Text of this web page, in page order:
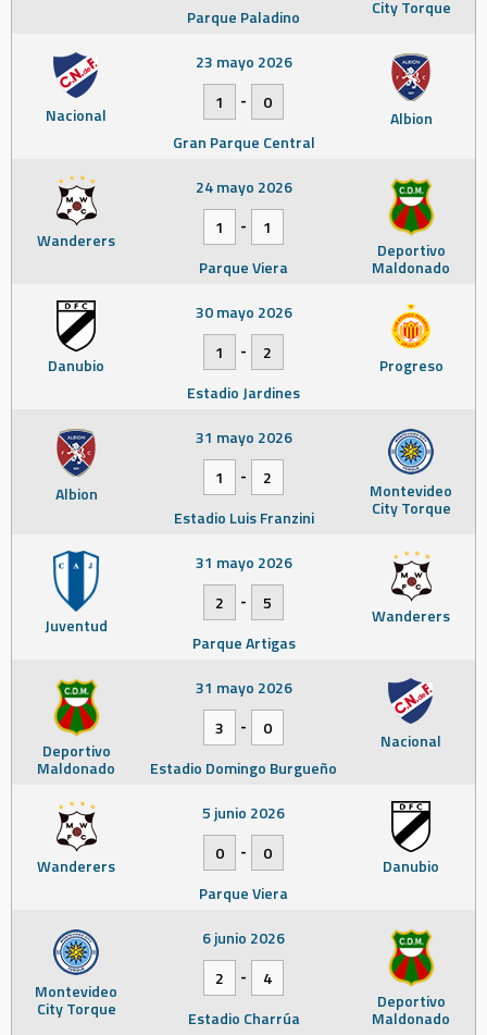
City Torque
Parque Paladino
Nacional Albion
23 mayo 2026
1
-
0
Gran Parque Central
Wanderers Deportivo
Maldonado
24 mayo 2026
1
-
1
Parque Viera
Danubio Progreso
30 mayo 2026
1
-
2
Estadio Jardines
Albion Montevideo
City Torque
31 mayo 2026
1
-
2
Estadio Luis Franzini
Juventud Wanderers
31 mayo 2026
2
-
5
Parque Artigas
Deportivo
Maldonado
Nacional
31 mayo 2026
3
-
0
Estadio Domingo Burgueño
Wanderers Danubio
5 junio 2026
0
-
0
Parque Viera
Montevideo
City Torque Deportivo
Maldonado
6 junio 2026
2
-
4
Estadio Charrúa